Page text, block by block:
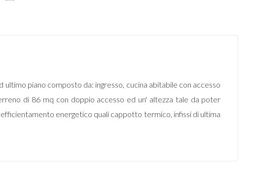
piano composto da: ingresso, cucina abitabile con accesso
di 86 mq con doppio accesso ed un' altezza tale da poter
energetico quali cappotto termico, infissi di ultima